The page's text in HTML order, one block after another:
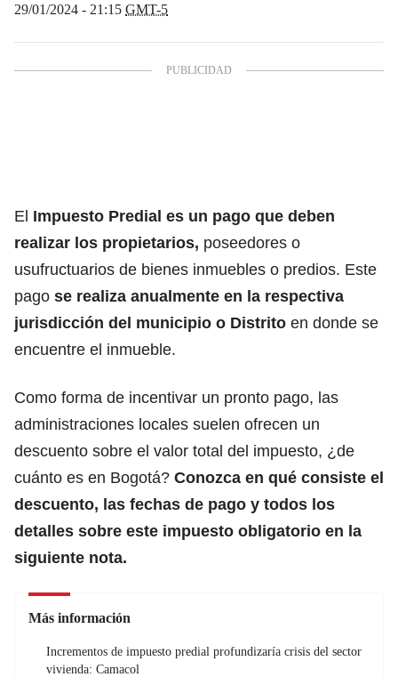
29/01/2024 - 21:15 GMT-5
El Impuesto Predial es un pago que deben
realizar los propietarios, poseedores o
usufructuarios de bienes inmuebles o predios. Este
pago se realiza anualmente en la respectiva
jurisdicción del municipio o Distrito en donde se
encuentre el inmueble.
Como forma de incentivar un pronto pago, las
administraciones locales suelen ofrecen un
descuento sobre el valor total del impuesto, ¿de
cuánto es en Bogotá? Conozca en qué consiste el
descuento, las fechas de pago y todos los
detalles sobre este impuesto obligatorio en la
siguiente nota.
Más información
Incrementos de impuesto predial profundizaría crisis del sector
vivienda: Camacol